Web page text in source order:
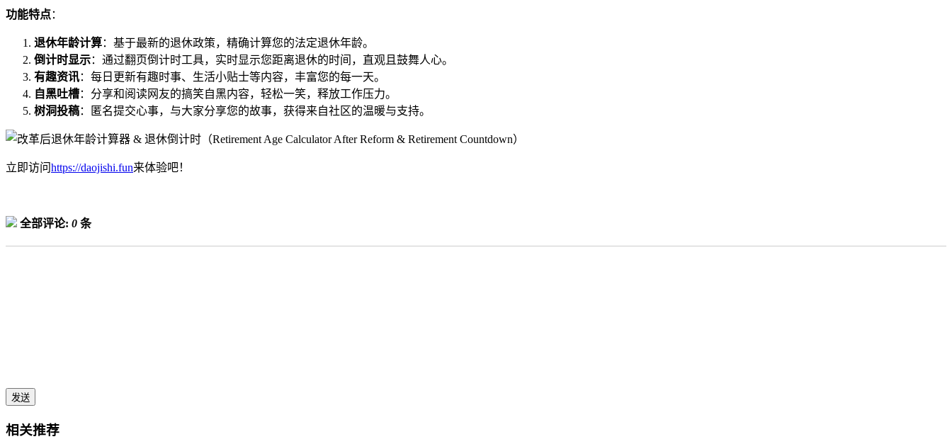
功能特点：
退休年龄计算：基于最新的退休政策，精确计算您的法定退休年龄。
倒计时显示：通过翻页倒计时工具，实时显示您距离退休的时间，直观且鼓舞人心。
有趣资讯：每日更新有趣时事、生活小贴士等内容，丰富您的每一天。
自黑吐槽：分享和阅读网友的搞笑自黑内容，轻松一笑，释放工作压力。
树洞投稿：匿名提交心事，与大家分享您的故事，获得来自社区的温暖与支持。
立即访问https://daojishi.fun来体验吧！
全部评论: 0 条
发送
相关推荐